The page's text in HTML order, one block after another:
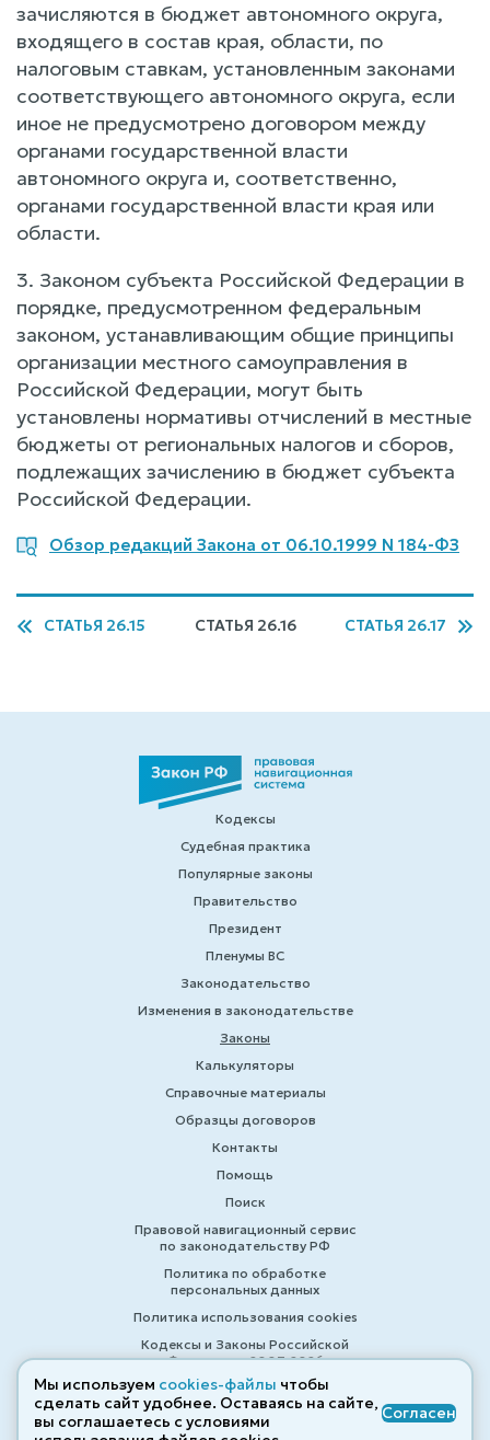
зачисляются в бюджет автономного округа,
входящего в состав края, области, по
налоговым ставкам, установленным законами
соответствующего автономного округа, если
иное не предусмотрено договором между
органами государственной власти
автономного округа и, соответственно,
органами государственной власти края или
области.
3. Законом субъекта Российской Федерации в
порядке, предусмотренном федеральным
законом, устанавливающим общие принципы
организации местного самоуправления в
Российской Федерации, могут быть
установлены нормативы отчислений в местные
бюджеты от региональных налогов и сборов,
подлежащих зачислению в бюджет субъекта
Российской Федерации.
Обзор редакций Закона от 06.10.1999 N 184-ФЗ
СТАТЬЯ 26.15 СТАТЬЯ 26.16 СТАТЬЯ 26.17
Кодексы
Судебная практика
Популярные законы
Правительство
Президент
Пленумы ВС
Законодательство
Изменения в законодательстве
Законы
Калькуляторы
Справочные материалы
Образцы договоров
Контакты
Помощь
Поиск
Правовой навигационный сервис
по законодательству РФ
Политика по обработке
персональных данных
Политика использования cookies
Кодексы и Законы Российской
Федерации 2007-2026
© ZAKONRF.INFO
Мы используем cookies-файлы чтобы
сделать сайт удобнее. Оставаясь на сайте,
вы соглашаетесь с условиями
Согласен